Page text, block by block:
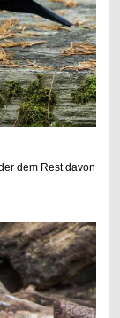
dem Rest davon